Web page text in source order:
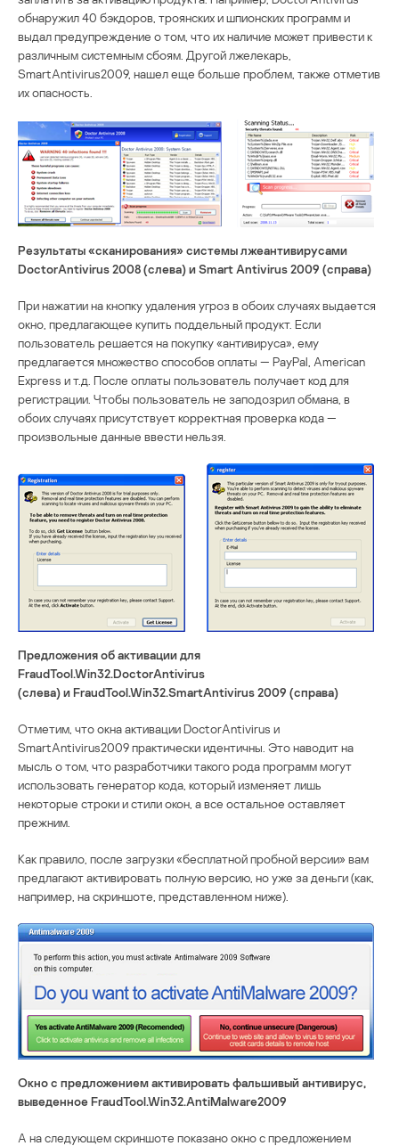
обнаружил 40 бэкдоров, троянских и шпионских программ и
выдал предупреждение о том, что их наличие может привести к
различным системным сбоям. Другой лжелекарь,
SmartAntivirus2009, нашел еще больше проблем, также отметив
их опасность.
Результаты «сканирования» системы лжеантивирусами
DoctorAntivirus 2008 (слева) и Smart Antivirus 2009 (справа)
При нажатии на кнопку удаления угроз в обоих случаях выдается
окно, предлагающее купить поддельный продукт. Если
пользователь решается на покупку «антивируса», ему
предлагается множество способов оплаты — PayPal, American
Express и т.д. После оплаты пользователь получает код для
регистрации. Чтобы пользователь не заподозрил обмана, в
обоих случаях присутствует корректная проверка кода —
произвольные данные ввести нельзя.
Предложения об активации для
FraudTool.Win32.DoctorAntivirus
(слева) и FraudTool.Win32.SmartAntivirus 2009 (справа)
Отметим, что окна активации DoctorAntivirus и
SmartAntivirus2009 практически идентичны. Это наводит на
мысль о том, что разработчики такого рода программ могут
использовать генератор кода, который изменяет лишь
некоторые строки и стили окон, а все остальное оставляет
прежним.
Как правило, после загрузки «бесплатной пробной версии» вам
предлагают активировать полную версию, но уже за деньги (как,
например, на скриншоте, представленном ниже).
Окно с предложением активировать фальшивый антивирус,
выведенное FraudTool.Win32.AntiMalware2009
А на следующем скриншоте показано окно с предложением